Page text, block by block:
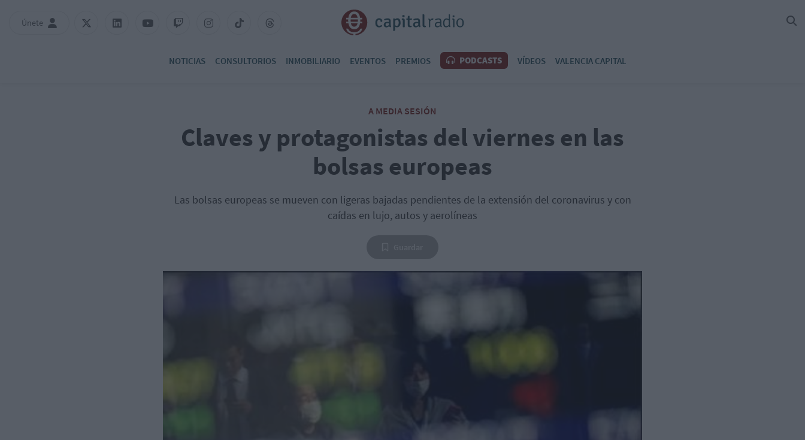
Únete
NOTICIAS CONSULTORIOS INMOBILIARIO EVENTOS PREMIOS PODCASTS VÍDEOS VALENCIA CAPITAL
A MEDIA SESIÓN
Claves y protagonistas del viernes en las
bolsas europeas
Las bolsas europeas se mueven con ligeras bajadas pendientes de la extensión del coronavirus y con
caídas en lujo, autos y aerolíneas